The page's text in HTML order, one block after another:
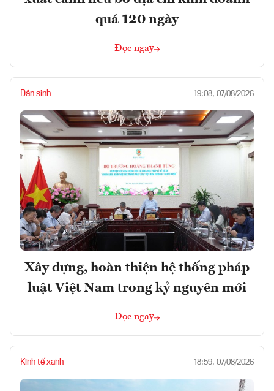
quá 120 ngày
Đọc ngay
Dân sinh 19:08, 07/08/2026
Xây dựng, hoàn thiện hệ thống pháp
luật Việt Nam trong kỷ nguyên mới
Đọc ngay
Kinh tế xanh 18:59, 07/08/2026